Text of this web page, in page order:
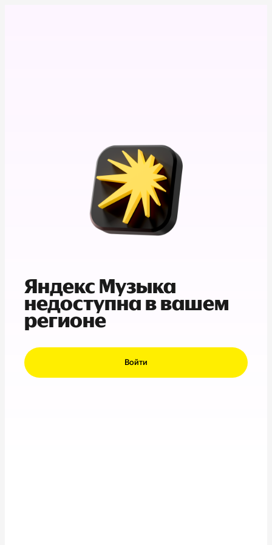
Яндекс Музыка
недоступна в вашем
регионе
Войти